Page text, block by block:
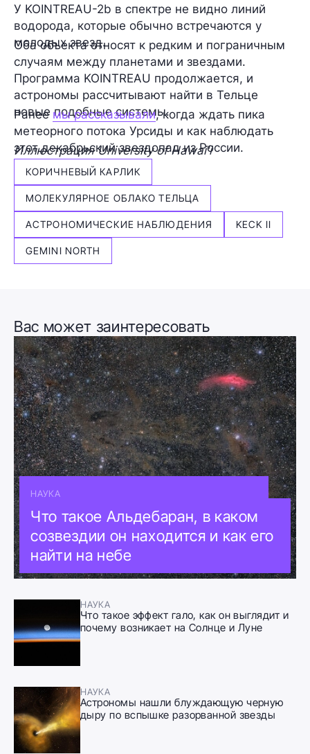
У KOINTREAU-2b в спектре не видно линий
водорода, которые обычно встречаются у
молодых звезд.
Оба объекта относят к редким и пограничным
случаям между планетами и звездами.
Программа KOINTREAU продолжается, и
астрономы рассчитывают найти в Тельце
новые подобные системы.
Ранее мы рассказывали, когда ждать пика
метеорного потока Урсиды и как наблюдать
этот декабрьский звездопад из России.
Иллюстрация University of Hawai'i
КОРИЧНЕВЫЙ КАРЛИК
МОЛЕКУЛЯРНОЕ ОБЛАКО ТЕЛЬЦА
АСТРОНОМИЧЕСКИЕ НАБЛЮДЕНИЯ KECK II
GEMINI NORTH
Вас может заинтересовать
НАУКА
Что такое Альдебаран, в каком
созвездии он находится и как его
найти на небе
НАУКА
Что такое эффект гало, как он выглядит и
почему возникает на Солнце и Луне
НАУКА
Астрономы нашли блуждающую черную
дыру по вспышке разорванной звезды